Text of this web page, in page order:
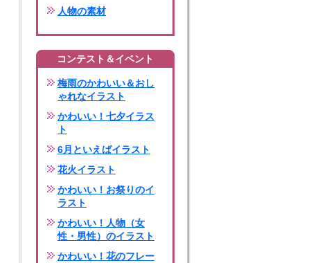
人物の素材
コンテスト＆イベント
梅雨のかわいい＆おし
ゃれなイラスト
かわいい！七夕イラス
ト
6月といえばイラスト
花火イラスト
かわいい！お祭りのイ
ラスト
かわいい！人物（女
性・男性）のイラスト
かわいい！花のフレー